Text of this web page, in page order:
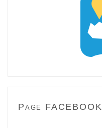
Page FACEBOOK